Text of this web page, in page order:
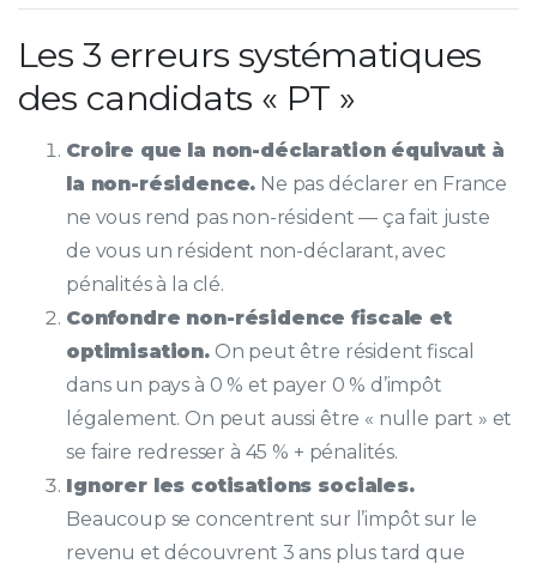
Les 3 erreurs systématiques
des candidats « PT »
Croire que la non-déclaration équivaut à
la non-résidence. Ne pas déclarer en France
ne vous rend pas non-résident — ça fait juste
de vous un résident non-déclarant, avec
pénalités à la clé.
Confondre non-résidence fiscale et
optimisation.On peut être résident fiscal
dans un pays à 0 % et payer 0 % d’impôt
légalement. On peut aussi être « nulle part » et
se faire redresser à 45 % + pénalités.
Ignorer les cotisations sociales.
Beaucoup se concentrent sur l’impôt sur le
revenu et découvrent 3 ans plus tard que